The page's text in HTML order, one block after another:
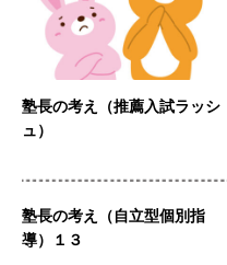
塾長の考え（推薦入試ラッシ
ュ）
塾長の考え（自立型個別指
導）１３